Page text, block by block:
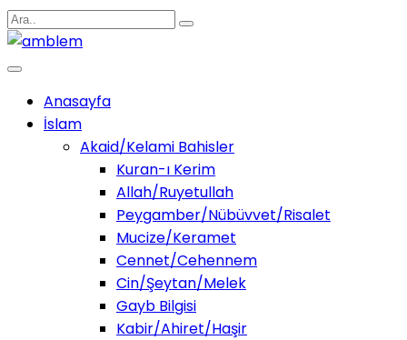
Anasayfa
İslam
Akaid/Kelami Bahisler
Kuran-ı Kerim
Allah/Ruyetullah
Peygamber/Nübüvvet/Risalet
Mucize/Keramet
Cennet/Cehennem
Cin/Şeytan/Melek
Gayb Bilgisi
Kabir/Ahiret/Haşir